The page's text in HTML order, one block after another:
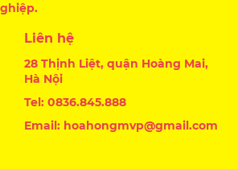
Liên hệ
28 Thịnh Liệt, quận Hoàng Mai,
Hà Nội
Tel: 0836.845.888
Email: hoahongmvp@gmail.com